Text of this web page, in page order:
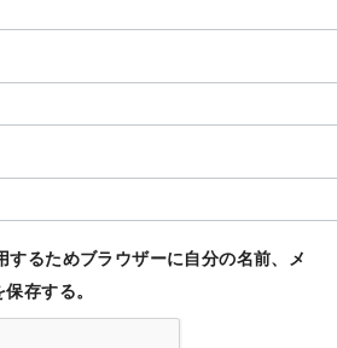
するためブラウザーに自分の名前、メ
存する。